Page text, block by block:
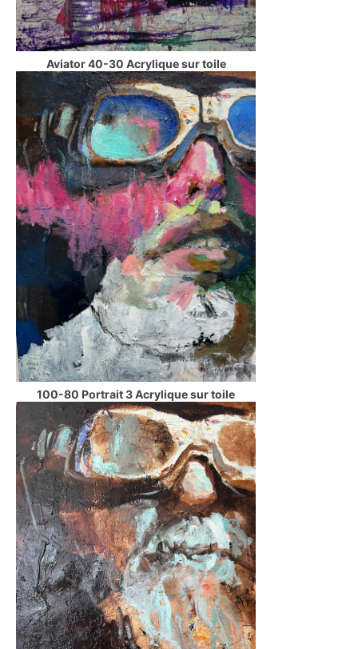
Aviator 40-30 Acrylique sur toile
100-80 Portrait 3 Acrylique sur toile